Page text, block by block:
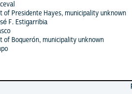
of Presidente Hayes, municipality unknown
F. Estigarribia
of Boquerón, municipality unknown